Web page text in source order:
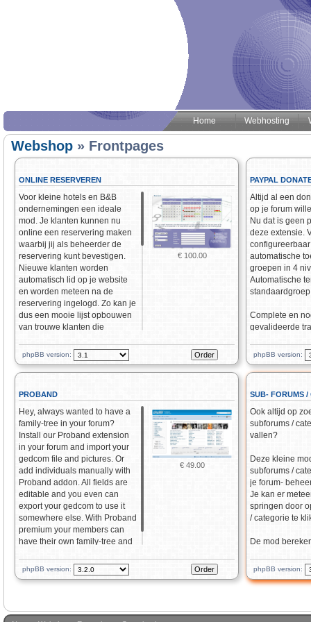
Home Webhosting
Webshop » Frontpages
ONLINE RESERVEREN
Voor kleine hotels en B&B
ondernemingen een ideale
mod. Je klanten kunnen nu
online een reservering maken
waarbij jij als beheerder de
reservering kunt bevestigen.
Nieuwe klanten worden
automatisch lid op je website
en worden meteen na de
reservering ingelogd. Zo kan je
dus een mooie lijst opbouwen
van trouwe klanten die
bijvoorbeeld een nieuwsbrief te
sturen.
kalender waarin je uit 4
appartementen kunt kiezen.
Appartementen die bezet zijn
worden in de kalender getoond
met hun reserveringsnummer.
Bij de bevestiging van de
reservering wordt automatisch
de prijs uitgerekend zodat de
klant meteen weet waar hij aan
toe is. Eenmaal ingelogd
worden de gegevens
automatisch opgehaald en
ingevuld.
€ 100.00
phpBB version:
PAYPAL
Altijd al een
op je forum
Nu dat is geen
deze extensie.
automatische
groepen in 4
Automatische
Complete en
gevalideerde
tabel. In het
heeft iedere
overzicht van
Opties in het
instelbaar
4 nivo's
met max. tijd
phpBB version:
PROBAND
Hey, always wanted to have a
family-tree in your forum?
Install our Proband extension
in your forum and import your
gedcom file and pictures. Or
add individuals manually with
Proband addon. All fields are
editable and you even can
export your gedcom to use it
somewhere else. With Proband
premium your members can
have their own family-tree and
€ 49.00
phpBB version:
SUB- FORUMS /
Ook altijd op
subforums /
vallen?
Deze kleine
subforums /
je forum-
Je kan er
springen door
/ categorie te
De mod
die onder de
of categorieën
subforum /
phpBB version: